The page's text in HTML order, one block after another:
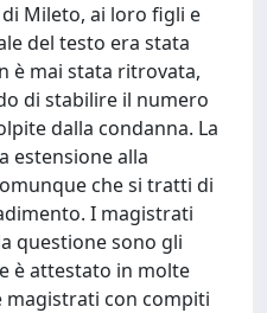
Mileto, ai loro figli e
del testo era stata
è mai stata ritrovata,
di stabilire il numero
dalla condanna. La
estensione alla
che si tratti di
I magistrati
questione sono gli
è attestato in molte
magistrati con compiti